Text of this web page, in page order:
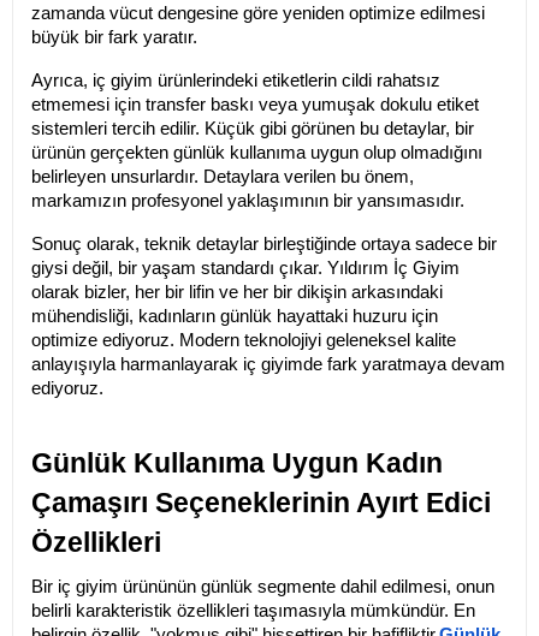
zamanda vücut dengesine göre yeniden optimize edilmesi
büyük bir fark yaratır.
Ayrıca, iç giyim ürünlerindeki etiketlerin cildi rahatsız
etmemesi için transfer baskı veya yumuşak dokulu etiket
sistemleri tercih edilir. Küçük gibi görünen bu detaylar, bir
ürünün gerçekten günlük kullanıma uygun olup olmadığını
belirleyen unsurlardır. Detaylara verilen bu önem,
markamızın profesyonel yaklaşımının bir yansımasıdır.
Sonuç olarak, teknik detaylar birleştiğinde ortaya sadece bir
giysi değil, bir yaşam standardı çıkar. Yıldırım İç Giyim
olarak bizler, her bir lifin ve her bir dikişin arkasındaki
mühendisliği, kadınların günlük hayattaki huzuru için
optimize ediyoruz. Modern teknolojiyi geleneksel kalite
anlayışıyla harmanlayarak iç giyimde fark yaratmaya devam
ediyoruz.
Günlük Kullanıma Uygun Kadın
Çamaşırı Seçeneklerinin Ayırt Edici
Özellikleri
Bir iç giyim ürününün günlük segmente dahil edilmesi, onun
belirli karakteristik özellikleri taşımasıyla mümkündür. En